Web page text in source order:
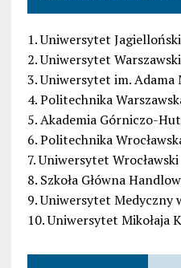
1. Uniwersytet Jagielloński
2. Uniwersytet Warszawski
3. Uniwersytet im. Adama
4. Politechnika
5. Akademia Górniczo-
6. Politechnika
7. Uniwersytet Wrocławski
8. Szkoła Główna
9. Uniwersytet Medyczny
10. Uniwersytet Mikołaja